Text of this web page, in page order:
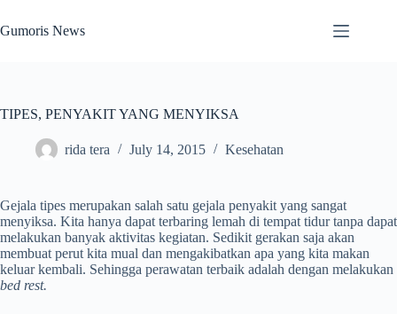
to
content
Gumoris News
TIPES, PENYAKIT YANG MENYIKSA
rida tera July 14, 2015 Kesehatan
Gejala tipes merupakan salah satu gejala penyakit yang sangat
menyiksa. Kita hanya dapat terbaring lemah di tempat tidur tanpa dapat
melakukan banyak aktivitas kegiatan. Sedikit gerakan saja akan
membuat perut kita mual dan mengakibatkan apa yang kita makan
keluar kembali. Sehingga perawatan terbaik adalah dengan melakukan
bed rest.